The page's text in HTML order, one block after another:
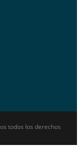
todos los derechos